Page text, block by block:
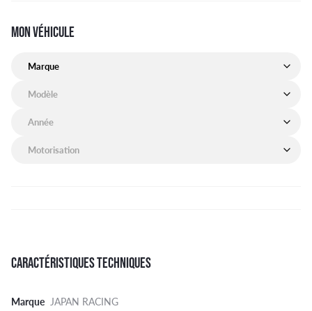
MON VÉHICULE
CARACTÉRISTIQUES TECHNIQUES
Marque JAPAN RACING